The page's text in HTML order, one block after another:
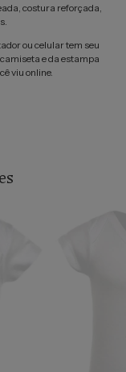
costura reforçada,
ou celular tem seu
e da estampa
viu online.